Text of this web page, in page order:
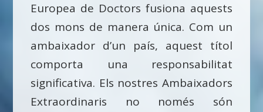
Europea de Doctors fusiona aquests
dos mons de manera única. Com un
ambaixador d’un país, aquest títol
comporta una responsabilitat
significativa. Els nostres Ambaixadors
Extraordinaris no només són